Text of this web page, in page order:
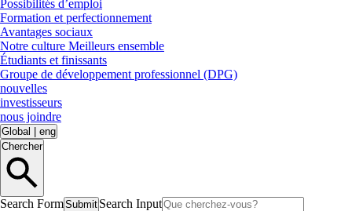
Possibilités d’emploi
Formation et perfectionnement
Avantages sociaux
Notre culture Meilleurs ensemble
Étudiants et finissants
Groupe de développement professionnel (DPG)
nouvelles
investisseurs
nous joindre
Global
eng
Chercher
Search FormSubmit Search Input